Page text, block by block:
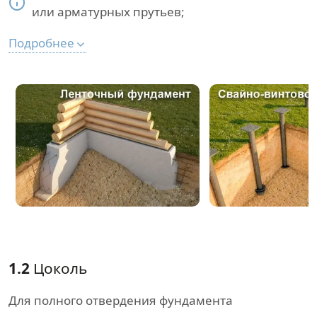
или арматурных прутьев;
Подробнее
1.2 Цоколь
Для полного отвердения фундамента